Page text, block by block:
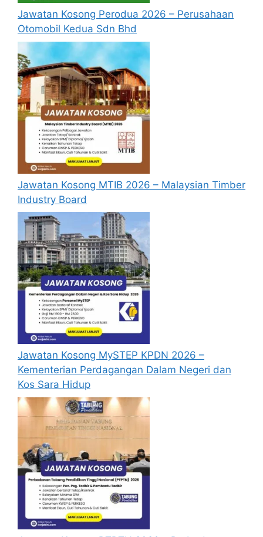
baca pada lampiran yang kami telah
sediakan seperti berikut.
Cara Memohon
Borang Permohonan
Jawatan Kosong Perodua 2026 – Perusahaan
Otomobil Kedua Sdn Bhd
Jawatan Kosong MTIB 2026 – Malaysian Timber
Industry Board
Jawatan Kosong MySTEP KPDN 2026 –
Kementerian Perdagangan Dalam Negeri dan
Kos Sara Hidup